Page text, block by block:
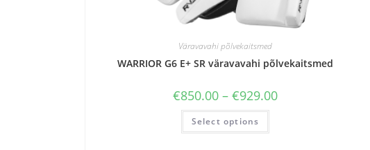
Väravavahi põlvekaitsmed
WARRIOR G6 E+ SR väravavahi põlvekaitsmed
€850.00– €929.00
Select options